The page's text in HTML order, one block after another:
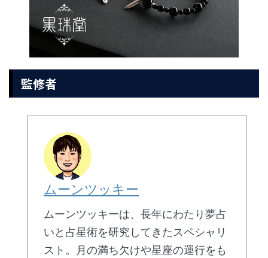
監修者
ムーンツッキー
ムーンツッキーは、長年にわたり夢占
いと占星術を研究してきたスペシャリ
スト。月の満ち欠けや星座の運行をも